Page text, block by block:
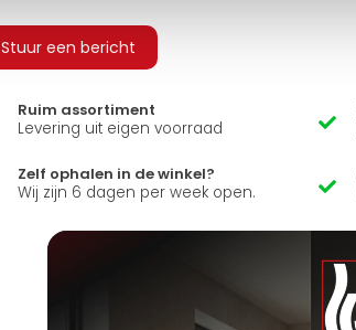
Stuur een bericht
Ruim assortiment
Levering uit eigen voorraad
Zelf ophalen in de winkel?
Wij zijn 6 dagen per week open.